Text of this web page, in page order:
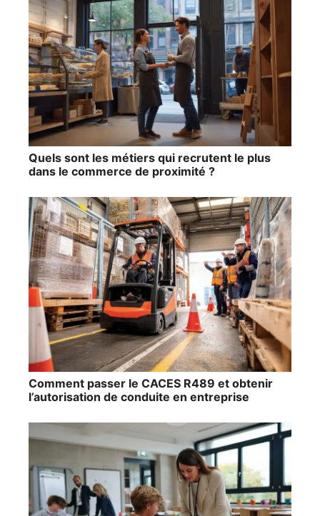
Quels sont les métiers qui recrutent le plus
dans le commerce de proximité ?
Comment passer le CACES R489 et obtenir
l’autorisation de conduite en entreprise